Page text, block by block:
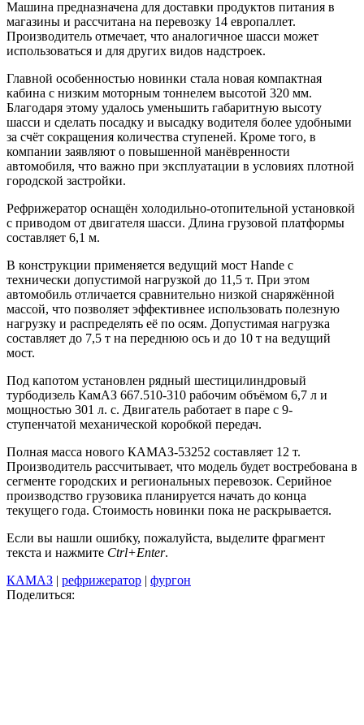
Машина предназначена для доставки продуктов питания в
магазины и рассчитана на перевозку 14 европаллет.
Производитель отмечает, что аналогичное шасси может
использоваться и для других видов надстроек.
Главной особенностью новинки стала новая компактная
кабина с низким моторным тоннелем высотой 320 мм.
Благодаря этому удалось уменьшить габаритную высоту
шасси и сделать посадку и высадку водителя более удобными
за счёт сокращения количества ступеней. Кроме того, в
компании заявляют о повышенной манёвренности
автомобиля, что важно при эксплуатации в условиях плотной
городской застройки.
Рефрижератор оснащён холодильно-отопительной установкой
с приводом от двигателя шасси. Длина грузовой платформы
составляет 6,1 м.
В конструкции применяется ведущий мост Hande с
технически допустимой нагрузкой до 11,5 т. При этом
автомобиль отличается сравнительно низкой снаряжённой
массой, что позволяет эффективнее использовать полезную
нагрузку и распределять её по осям. Допустимая нагрузка
составляет до 7,5 т на переднюю ось и до 10 т на ведущий
мост.
Под капотом установлен рядный шестицилиндровый
турбодизель КамАЗ 667.510-310 рабочим объёмом 6,7 л и
мощностью 301 л. с. Двигатель работает в паре с 9-
ступенчатой механической коробкой передач.
Полная масса нового КАМАЗ-53252 составляет 12 т.
Производитель рассчитывает, что модель будет востребована в
сегменте городских и региональных перевозок. Серийное
производство грузовика планируется начать до конца
текущего года. Стоимость новинки пока не раскрывается.
Если вы нашли ошибку, пожалуйста, выделите фрагмент
текста и нажмите Ctrl+Enter.
КАМАЗ | рефрижератор | фургон
Поделиться: